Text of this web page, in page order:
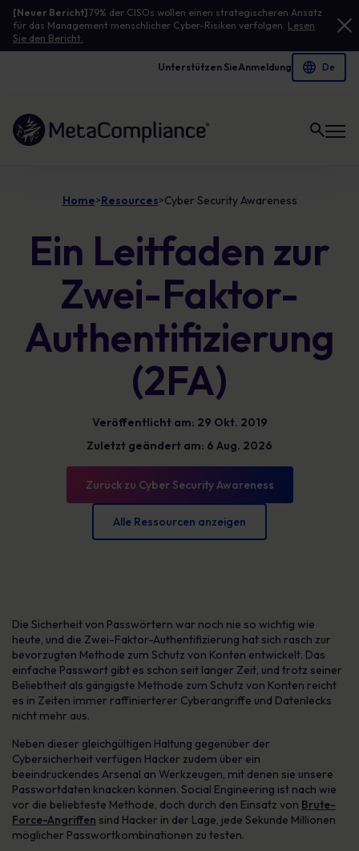
[Neuer Bericht]79% der CISOs wollen einen strategischeren Ansatz
für das Management menschlicher Cyber-Risiken verfolgen. Lesen
Sie den Bericht.
Unterstützen SieAnmeldung
Link zur Homepage
Home>Resources>Cyber Security Awareness
Ein Leitfaden zur
Zwei-Faktor-
Authentifizierung
(2FA)
Veröffentlicht am: 29 Okt. 2019
Zuletzt geändert am: 6 Aug. 2026
Zurück zu Cyber Security Awareness
Alle Ressourcen anzeigen
Die Sicherheit von Passwörtern war noch nie so wichtig wie
heute, und die Zwei-Faktor-Authentifizierung hat sich rasch zur
bevorzugten Methode zum Schutz von Konten entwickelt. Das
einfache Passwort gibt es schon seit langer Zeit, und trotz seiner
Beliebtheit als gängigste Methode zum Schutz von Konten reicht
es in Zeiten immer raffinierterer Cyberangriffe und Datenlecks
nicht mehr aus.
Neben dieser gleichgültigen Haltung gegenüber der
Cybersicherheit verfügen Hacker zudem über ein
beeindruckendes Arsenal an Werkzeugen, mit denen sie unsere
Passwortdaten knacken können. Social Engineering ist nach wie
vor die beliebteste Methode, doch durch den Einsatz von Brute-
Force-Angriffen sind Hacker in der Lage, jede Sekunde Millionen
möglicher Passwortkombinationen zu testen.